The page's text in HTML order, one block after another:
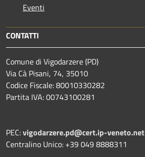
Eventi
CONTATTI
Comune di Vigodarzere (PD)
Via Cà Pisani, 74, 35010
Codice Fiscale: 80010330282
Partita IVA: 00743100281
PEC:vigodarzere.pd@cert.ip-veneto.net
Centralino Unico: +39 049 8888311